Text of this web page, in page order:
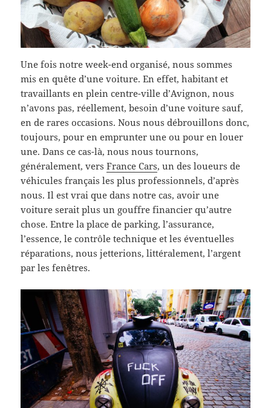
Une fois notre week-end organisé, nous sommes
mis en quête d’une voiture. En effet, habitant et
travaillants en plein centre-ville d’Avignon, nous
n’avons pas, réellement, besoin d’une voiture sauf,
en de rares occasions. Nous nous débrouillons donc,
toujours, pour en emprunter une ou pour en louer
une. Dans ce cas-là, nous nous tournons,
généralement, versFrance Cars, un des loueurs de
véhicules français les plus professionnels, d’après
nous. Il est vrai que dans notre cas, avoir une
voiture serait plus un gouffre financier qu’autre
chose. Entre la place de parking, l’assurance,
l’essence, le contrôle technique et les éventuelles
réparations, nous jetterions, littéralement, l’argent
par les fenêtres.